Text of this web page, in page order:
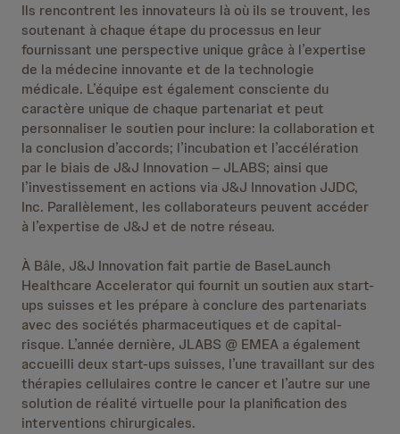
Ils rencontrent les innovateurs là où ils se trouvent, les
soutenant à chaque étape du processus en leur
fournissant une perspective unique grâce à l’expertise
de la médecine innovante et de la technologie
médicale. L’équipe est également consciente du
caractère unique de chaque partenariat et peut
personnaliser le soutien pour inclure: la collaboration et
la conclusion d’accords; l’incubation et l’accélération
par le biais de J&J Innovation – JLABS; ainsi que
l’investissement en actions via J&J Innovation JJDC,
Inc. Parallèlement, les collaborateurs peuvent accéder
à l’expertise de J&J et de notre réseau.
À Bâle, J&J Innovation fait partie de BaseLaunch
Healthcare Accelerator qui fournit un soutien aux start-
ups suisses et les prépare à conclure des partenariats
avec des sociétés pharmaceutiques et de capital-
risque. L’année dernière, JLABS @ EMEA a également
accueilli deux start-ups suisses, l’une travaillant sur des
thérapies cellulaires contre le cancer et l’autre sur une
solution de réalité virtuelle pour la planification des
interventions chirurgicales.